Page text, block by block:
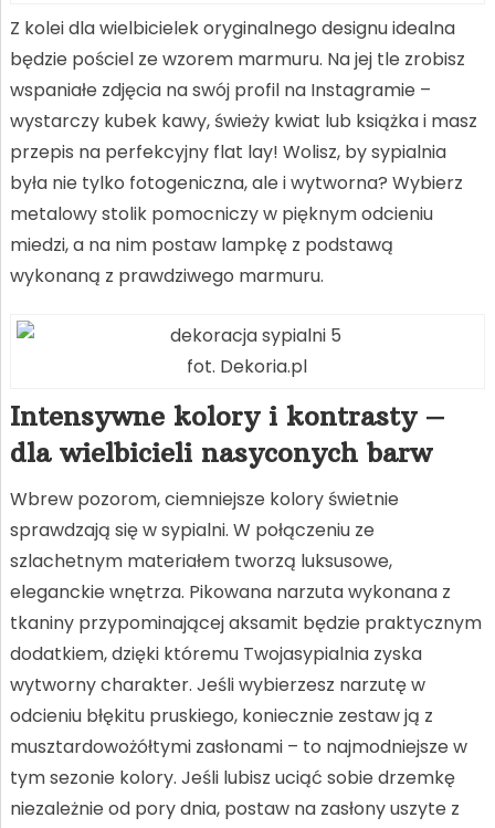
Z kolei dla wielbicielek oryginalnego designu idealna
będzie pościel ze wzorem marmuru. Na jej tle zrobisz
wspaniałe zdjęcia na swój profil na Instagramie –
wystarczy kubek kawy, świeży kwiat lub książka i masz
przepis na perfekcyjny flat lay! Wolisz, by sypialnia
była nie tylko fotogeniczna, ale i wytworna? Wybierz
metalowy stolik pomocniczy w pięknym odcieniu
miedzi, a na nim postaw lampkę z podstawą
wykonaną z prawdziwego marmuru.
fot. Dekoria.pl
Intensywne kolory i kontrasty –
dla wielbicieli nasyconych barw
Wbrew pozorom, ciemniejsze kolory świetnie
sprawdzają się w sypialni. W połączeniu ze
szlachetnym materiałem tworzą luksusowe,
eleganckie wnętrza. Pikowana narzuta wykonana z
tkaniny przypominającej aksamit będzie praktycznym
dodatkiem, dzięki któremu Twojasypialnia zyska
wytworny charakter. Jeśli wybierzesz narzutę w
odcieniu błękitu pruskiego, koniecznie zestaw ją z
musztardowożółtymi zasłonami – to najmodniejsze w
tym sezonie kolory. Jeśli lubisz uciąć sobie drzemkę
niezależnie od pory dnia, postaw na zasłony uszyte z